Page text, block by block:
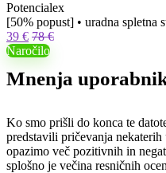
Potencialex
[50% popust] • uradna spletna
39 € 78 €
Naročilo
Mnenja
Ko smo prišli do konca te
predstavili pričevanja
opazimo več pozitivnih in
splošno je večina resničnih